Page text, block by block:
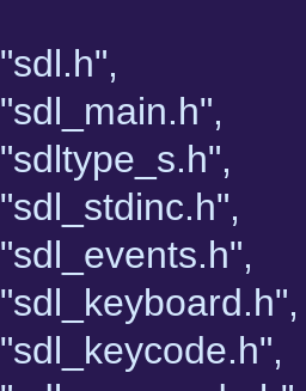
"sdl.h",
"sdl_main.h",
"sdltype_s.h",
"sdl_stdinc.h",
"sdl_events.h",
"sdl_keyboard.h",
"sdl_keycode.h",